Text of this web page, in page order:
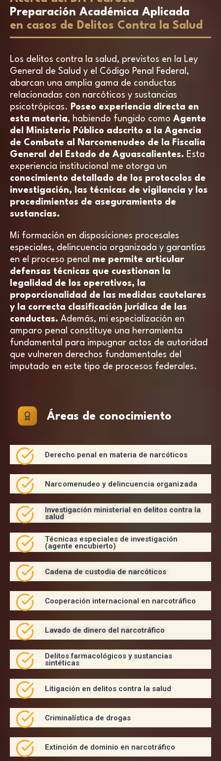
Preparación Académica Aplicada
en casos de Delitos Contra la Salud
Los delitos contra la salud, previstos en la Ley
General de Salud y el Código Penal Federal,
abarcan una amplia gama de conductas
relacionadas con narcóticos y sustancias
psicotrópicas. Poseo experiencia directa en
esta materia, habiendo fungido como Agente
del Ministerio Público adscrito a la Agencia
de Combate al Narcomenudeo de la Fiscalía
General del Estado de Aguascalientes. Esta
experiencia institucional me otorga un
conocimiento detallado de los protocolos de
investigación, las técnicas de vigilancia y los
procedimientos de aseguramiento de
sustancias.
Mi formación en disposiciones procesales
especiales, delincuencia organizada y garantías
en el proceso penal me permite articular
defensas técnicas que cuestionan la
legalidad de los operativos, la
proporcionalidad de las medidas cautelares
y la correcta clasificación jurídica de las
conductas. Además, mi especialización en
amparo penal constituye una herramienta
fundamental para impugnar actos de autoridad
que vulneren derechos fundamentales del
imputado en este tipo de procesos federales.
Áreas de conocimiento
Derecho penal en materia de narcóticos
Narcomenudeo y delincuencia organizada
Investigación ministerial en delitos contra la
salud
Técnicas especiales de investigación
(agente encubierto)
Cadena de custodia de narcóticos
Cooperación internacional en narcotráfico
Lavado de dinero del narcotráfico
Delitos farmacológicos y sustancias
sintéticas
Litigación en delitos contra la salud
Criminalística de drogas
Extinción de dominio en narcotráfico